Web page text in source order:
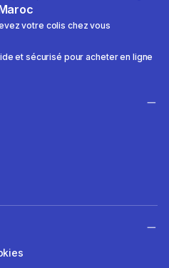
votre colis chez vous
et sécurisé pour acheter en ligne